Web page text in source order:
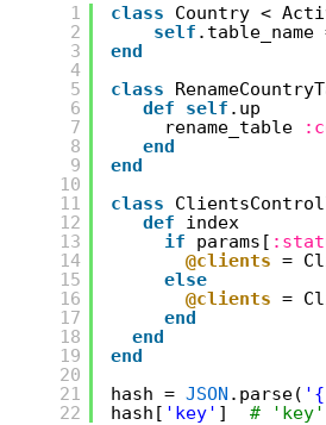
1
2
3
4
5
6
7
8
9
10
11
12
13
14
15
16
17
18
19
20
21
22
class
Country <
self .table_name
end
class
def
self .up
rename_table
end
end
class
def
index
if
params[
@clients =
else
@clients =
end
end
end
hash = JSON .parse(
hash[ 'key' ] # 'key'